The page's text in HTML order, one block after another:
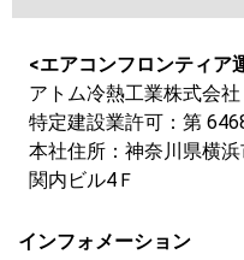
<エアコンフロンティア
アトム冷熱工業株式会社
特定建設業許可：第
本社住所：神奈川県横
関内ビル4Ｆ
インフォメーション